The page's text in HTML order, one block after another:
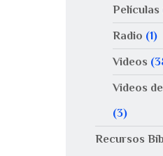
Películas
Radio (1)
Videos
Videos
(3)
Recursos